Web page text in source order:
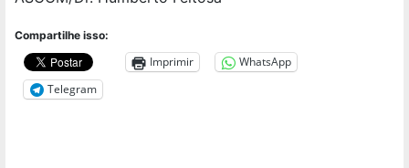
Compartilhe isso:
Imprimir
WhatsApp
Telegram